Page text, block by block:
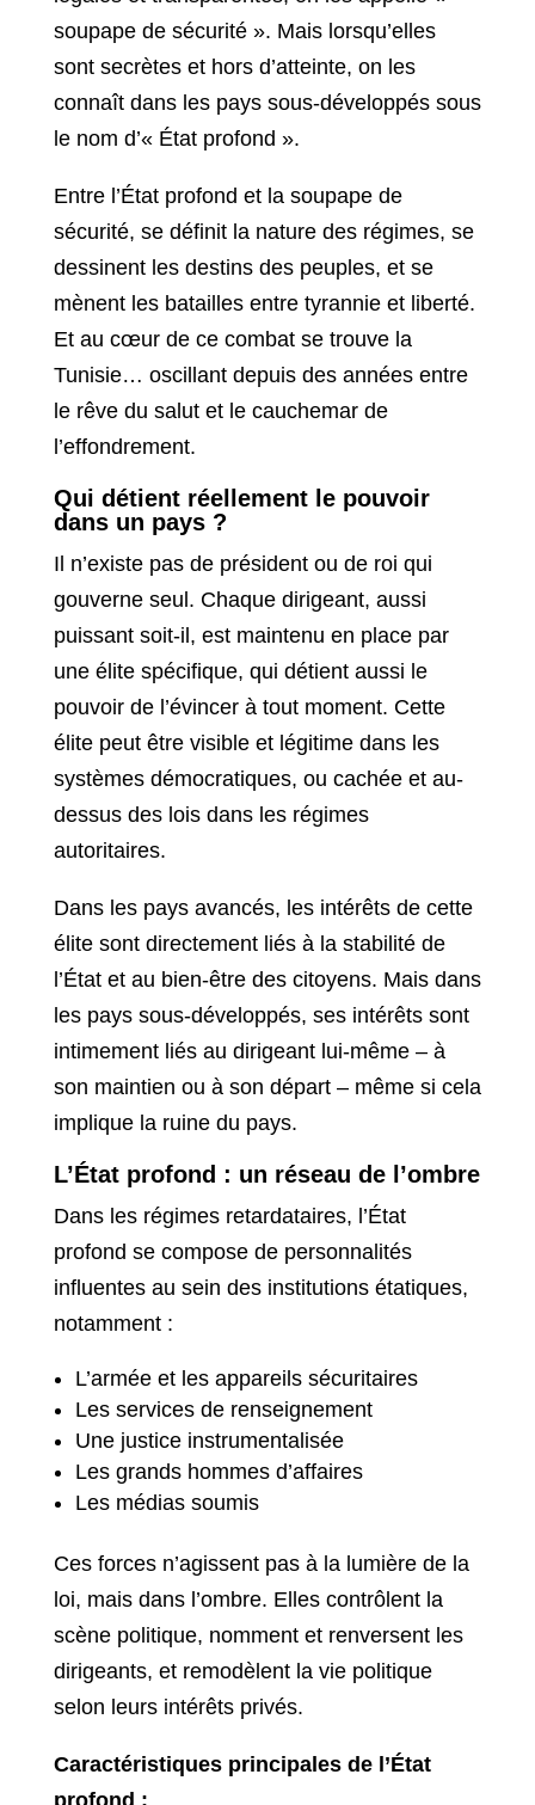
soupape de sécurité ». Mais lorsqu’elles
sont secrètes et hors d’atteinte, on les
connaît dans les pays sous-développés sous
le nom d’« État profond ».
Entre l’État profond et la soupape de
sécurité, se définit la nature des régimes, se
dessinent les destins des peuples, et se
mènent les batailles entre tyrannie et liberté.
Et au cœur de ce combat se trouve la
Tunisie… oscillant depuis des années entre
le rêve du salut et le cauchemar de
l’effondrement.
Qui détient réellement le pouvoir
dans un pays ?
Il n’existe pas de président ou de roi qui
gouverne seul. Chaque dirigeant, aussi
puissant soit-il, est maintenu en place par
une élite spécifique, qui détient aussi le
pouvoir de l’évincer à tout moment. Cette
élite peut être visible et légitime dans les
systèmes démocratiques, ou cachée et au-
dessus des lois dans les régimes
autoritaires.
Dans les pays avancés, les intérêts de cette
élite sont directement liés à la stabilité de
l’État et au bien-être des citoyens. Mais dans
les pays sous-développés, ses intérêts sont
intimement liés au dirigeant lui-même – à
son maintien ou à son départ – même si cela
implique la ruine du pays.
L’État profond : un réseau de l’ombre
Dans les régimes retardataires, l’État
profond se compose de personnalités
influentes au sein des institutions étatiques,
notamment :
L’armée et les appareils sécuritaires
Les services de renseignement
Une justice instrumentalisée
Les grands hommes d’affaires
Les médias soumis
Ces forces n’agissent pas à la lumière de la
loi, mais dans l’ombre. Elles contrôlent la
scène politique, nomment et renversent les
dirigeants, et remodèlent la vie politique
selon leurs intérêts privés.
Caractéristiques principales de l’État